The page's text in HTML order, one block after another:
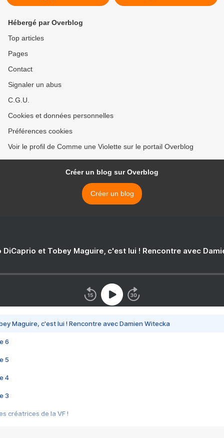
Hébergé par Overblog
Top articles
Pages
Contact
Signaler un abus
C.G.U.
Cookies et données personnelles
Préférences cookies
Voir le profil de Comme une Violette sur le portail Overblog
Créer un blog sur Overblog
Créer un blog
DiCaprio et Tobey Maguire, c'est lui ! Rencontre avec
Maguire, c'est lui ! Rencontre avec Damien Witecka
6
5
4
3
créatrices de la VF !